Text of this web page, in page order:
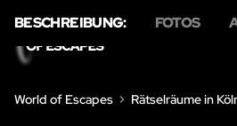
World of Escapes Rätselräume in
BESCHREIBUNG: FOTOS